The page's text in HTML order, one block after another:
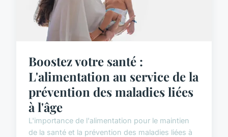
Boostez votre santé :
L'alimentation au service de la
prévention des maladies liées
à l'âge
L'importance de l'alimentation pour le maintien
de la santé et la prévention des maladies liées à